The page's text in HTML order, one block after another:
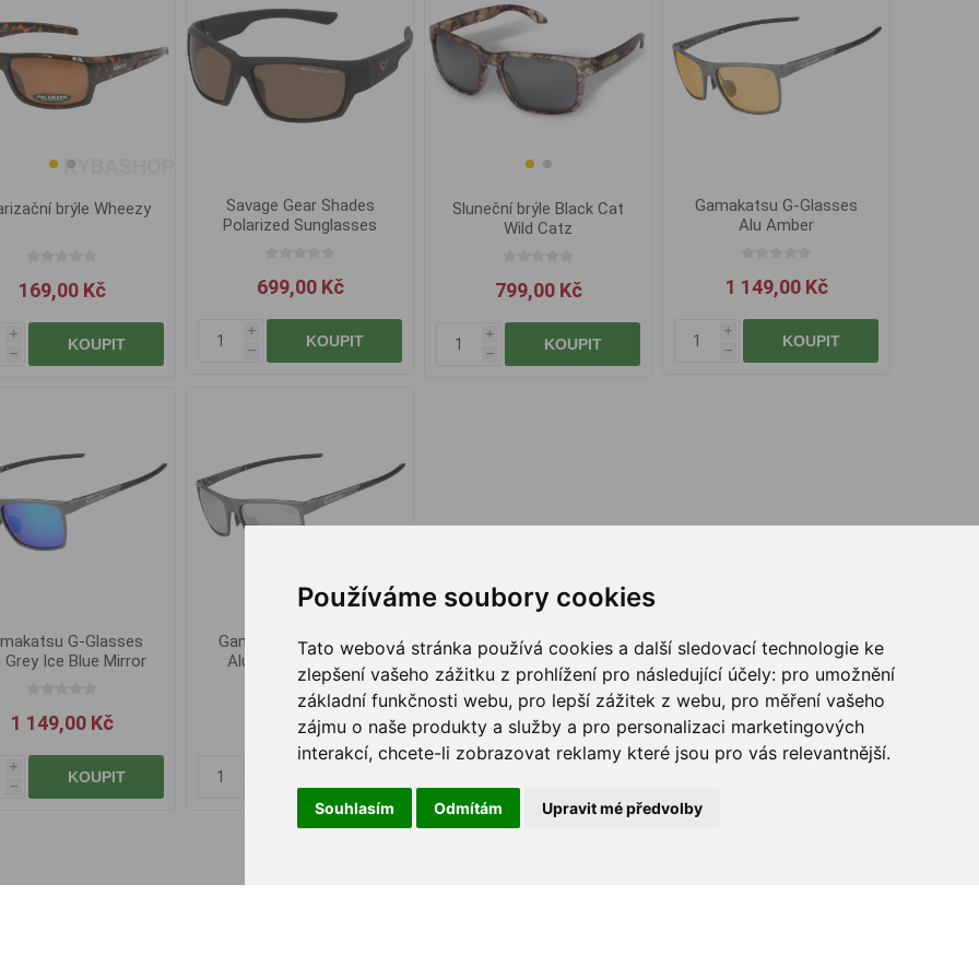
Používáme soubory cookies
Tato webová stránka používá cookies a další sledovací technologie ke
zlepšení vašeho zážitku z prohlížení pro následující účely: pro umožnění
základní funkčnosti webu, pro lepší zážitek z webu, pro měření vašeho
zájmu o naše produkty a služby a pro personalizaci marketingových
interakcí, chcete-li zobrazovat reklamy které jsou pro vás relevantnější.
Souhlasím Odmítám Upravit mé předvolby
brýle Wheezy
169,00 Kč
i
h
KOUPIT
Savage Gear Shades
Polarized Sunglasses
699,00 Kč
i
h
KOUPIT
Sluneční brýle Black Cat
Wild Catz
799,00 Kč
i
h
KOUPIT
Gamakatsu G-Glasses
Alu Amber
1 149,00 Kč
i
h
KOUPIT
G-Glasses
Grey Ice Blue Mirror
1 149,00 Kč
i
h
KOUPIT
Gamakatsu G-Glasses
Alu Light Grey White
Mirror
1 149,00 Kč